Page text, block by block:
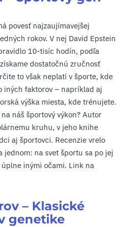
povesť najzaujímavejšej
rokov. V nej David Epstein
10-tisíc hodín, podľa
dostatočnú zručnosť
to však neplatí v športe, kde
iných faktorov – napríklad aj
výška miesta, kde trénujete.
náš športový výkon? Autor
kruhu, v jeho knihe
aj športovci. Recenzie vrelo
na svet športu sa po jej
inými očami. Link na
– Klasické
genetike